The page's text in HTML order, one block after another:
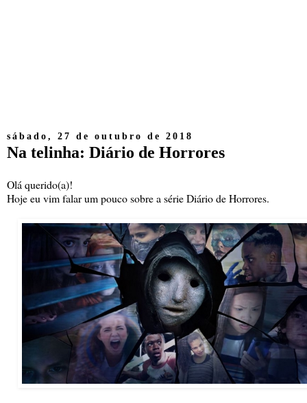
sábado, 27 de outubro de 2018
Na telinha: Diário de Horrores
Olá querido(a)!
Hoje eu vim falar um pouco sobre a série Diário de Horrores.